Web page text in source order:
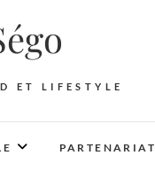
ET LIFESTYLE
PARTENARIAT